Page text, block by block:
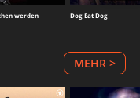
werden
Dog Eat Dog
MEHR >